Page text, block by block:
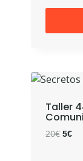
20€.5€.
Taller
20€ El
5€El